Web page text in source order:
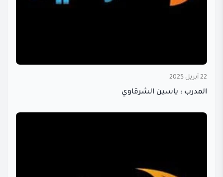
22 أبريل 2025
المدرب : ياسين الشرقاوي